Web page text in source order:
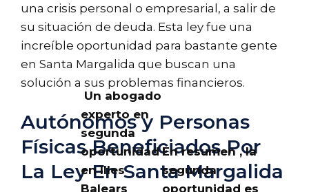
una crisis personal o empresarial, a salir de
su situación de deuda. Esta ley fue una
increíble oportunidad para bastante gente
en Santa Margalida que buscan una
solución a sus problemas financieros.
Autónomos y Personas
Físicas Beneficiados Por
La Ley En Santa Margalida
Un abogado
experto en
segunda
oportunidad
en Illes
Balears
En resumen , la
segunda
oportunidad es